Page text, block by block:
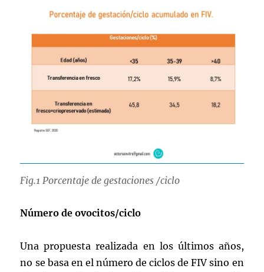
Fig.1 Porcentaje de gestaciones /ciclo
Número de ovocitos/ciclo
Una propuesta realizada en los últimos años,
no se basa en el número de ciclos de FIV sino en